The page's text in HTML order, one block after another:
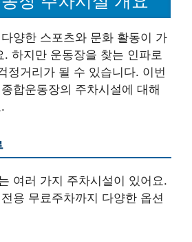
양한 스포츠와 문화 활동이 가
. 하지만 운동장을 찾는 인파로
정거리가 될 수 있습니다. 이번
합운동장의 주차시설에 대해
여러 가지 주차시설이 있어요.
용 무료주차까지 다양한 옵션